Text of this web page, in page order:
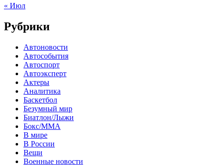
« Июл
Рубрики
Автоновости
Автособытия
Автоспорт
Автоэксперт
Актеры
Аналитика
Баскетбол
Безумный мир
Биатлон/Лыжи
Бокс/MMA
В мире
В России
Вещи
Военные новости